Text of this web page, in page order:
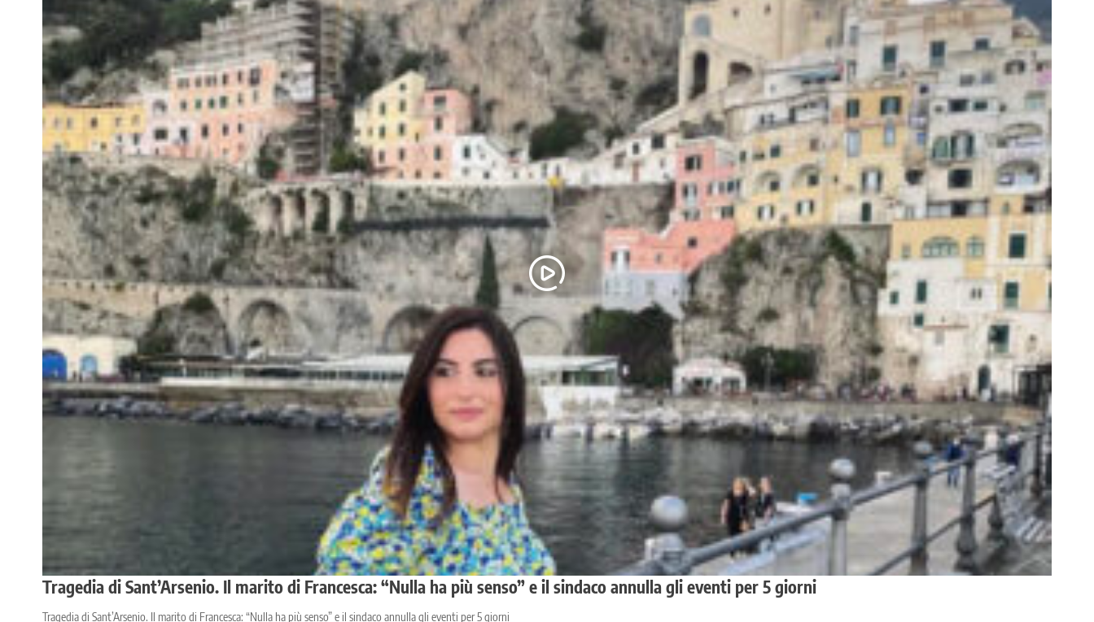
Tragedia di Sant’Arsenio. Il marito di Francesca: “Nulla ha più senso” e il sindaco annulla gli eventi per 5 giorni
Tragedia di Sant’Arsenio. Il marito di Francesca: “Nulla ha più senso” e il sindaco annulla gli eventi per 5 giorni